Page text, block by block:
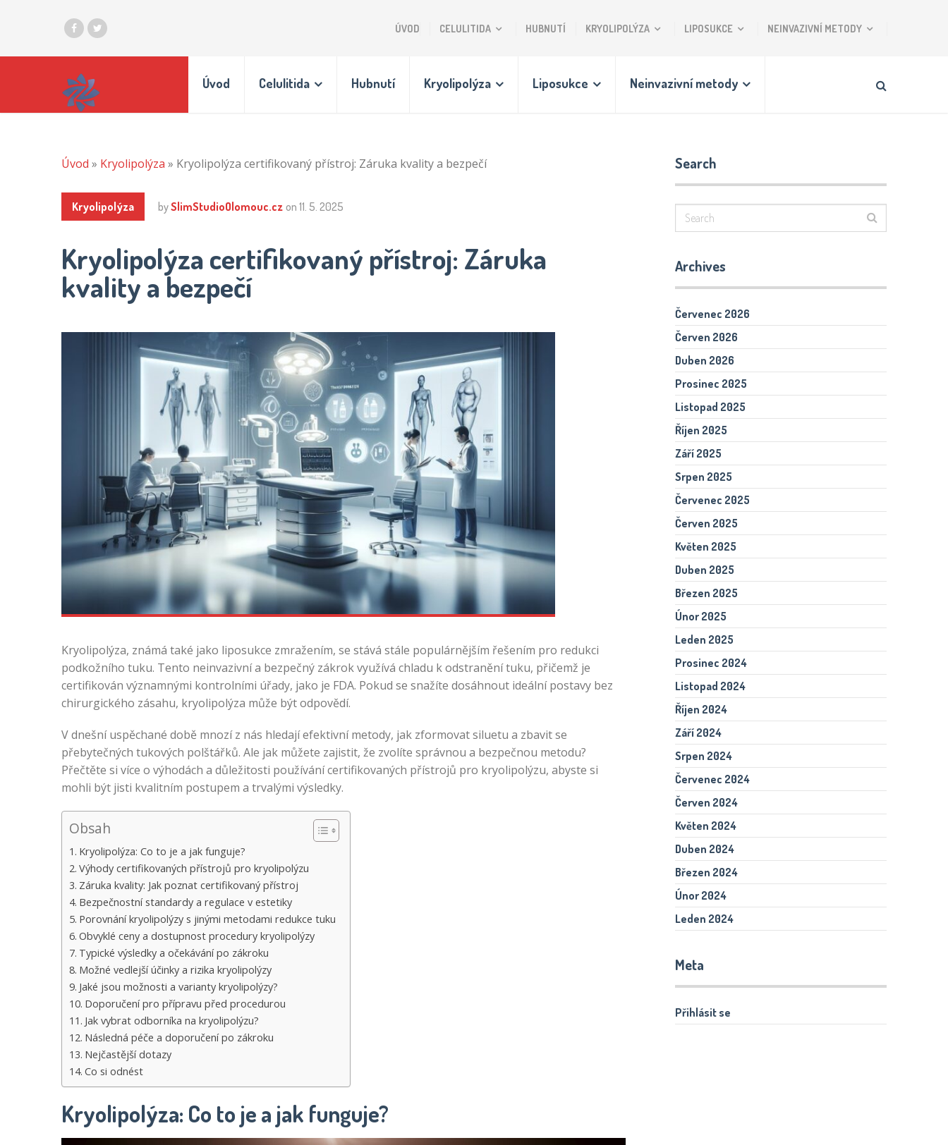
ÚVOD CELULITIDA HUBNUTÍ KRYOLIPOLÝZA LIPOSUKCE NEINVAZIVNÍ METODY
Úvod Celulitida Hubnutí Kryolipolýza Liposukce Neinvazivní metody
Úvod » Kryolipolýza » Kryolipolýza certifikovaný přístroj: Záruka kvality a bezpečí
Kryolipolýza bySlimStudioOlomouc.cz on 11. 5. 2025
Kryolipolýza certifikovaný přístroj: Záruka
kvality a bezpečí
Kryolipolýza, známá také jako liposukce zmražením, se stává stále populárnějším řešením pro redukci
podkožního tuku. Tento neinvazivní a bezpečný zákrok využívá chladu k odstranění tuku, přičemž je
certifikován významnými kontrolními úřady, jako je FDA. Pokud se snažíte dosáhnout ideální postavy bez
chirurgického zásahu, kryolipolýza může být odpovědí.
V dnešní uspěchané době mnozí z nás hledají efektivní metody, jak zformovat siluetu a zbavit se
přebytečných tukových polštářků. Ale jak můžete zajistit, že zvolíte správnou a bezpečnou metodu?
Přečtěte si více o výhodách a důležitosti používání certifikovaných přístrojů pro kryolipolýzu, abyste si
mohli být jisti kvalitním postupem a trvalými výsledky.
Obsah
Kryolipolýza: Co to je a jak funguje?
Výhody certifikovaných přístrojů pro kryolipolýzu
Záruka kvality: Jak poznat certifikovaný přístroj
Bezpečnostní standardy a regulace v estetiky
Porovnání kryolipolýzy s jinými metodami redukce tuku
Obvyklé ceny a dostupnost procedury kryolipolýzy
Typické výsledky a očekávání po zákroku
Možné vedlejší účinky a rizika kryolipolýzy
Jaké jsou možnosti a varianty kryolipolýzy?
Doporučení pro přípravu před procedurou
Jak vybrat odborníka na kryolipolýzu?
Následná péče a doporučení po zákroku
Nejčastější dotazy
Co si odnést
Kryolipolýza: Co to je a jak funguje?
Search
Archives
Červenec 2026
Červen 2026
Duben 2026
Prosinec 2025
Listopad 2025
Říjen 2025
Září 2025
Srpen 2025
Červenec 2025
Červen 2025
Květen 2025
Duben 2025
Březen 2025
Únor 2025
Leden 2025
Prosinec 2024
Listopad 2024
Říjen 2024
Září 2024
Srpen 2024
Červenec 2024
Červen 2024
Květen 2024
Duben 2024
Březen 2024
Únor 2024
Leden 2024
Meta
Přihlásit se